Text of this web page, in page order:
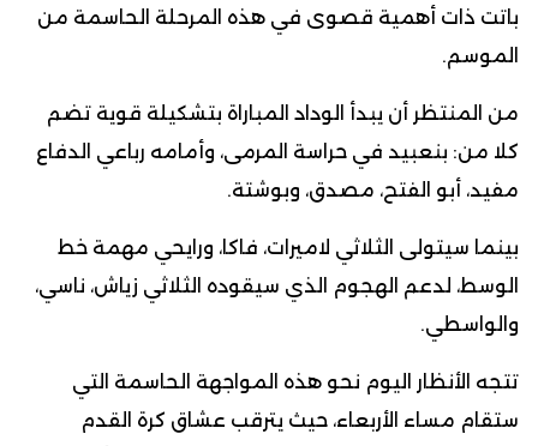
باتت ذات أهمية قصوى في هذه المرحلة الحاسمة من
الموسم.
من المنتظر أن يبدأ الوداد المباراة بتشكيلة قوية تضم
كلا من: بنعبيد في حراسة المرمى، وأمامه رباعي الدفاع
مفيد، أبو الفتح، مصدق، وبوشتة.
بينما سيتولى الثلاثي لاميرات، فاكا، ورايحي مهمة خط
الوسط، لدعم الهجوم الذي سيقوده الثلاثي زياش، ناسي،
والواسطي.
تتجه الأنظار اليوم نحو هذه المواجهة الحاسمة التي
ستقام مساء الأربعاء، حيث يترقب عشاق كرة القدم